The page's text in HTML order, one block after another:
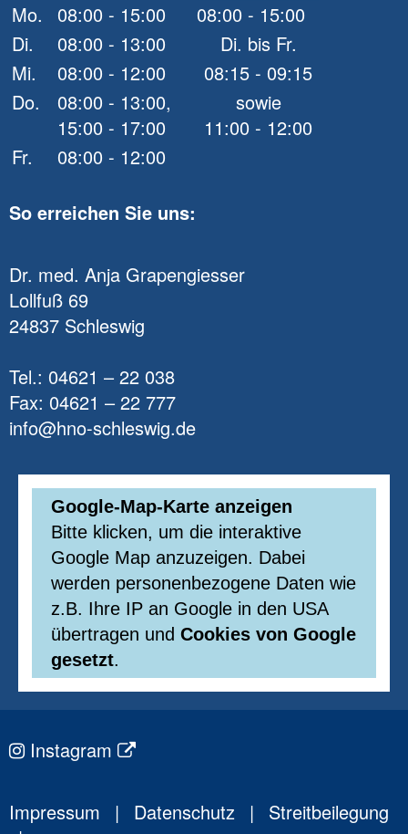
Mo.
08:00 - 15:00
08:00 - 15:00
Di.
08:00 - 13:00
Di. bis Fr.
Mi.
08:00 - 12:00
08:15 - 09:15
Do.
08:00 - 13:00,
15:00 - 17:00
sowie
11:00 - 12:00
Fr.
08:00 - 12:00
So erreichen Sie uns:
Dr. med. Anja Grapengiesser
Lollfuß 69
24837 Schleswig
Tel.: 04621 – 22 038
Fax: 04621 – 22 777
info@hno-schleswig.de
Google-Map-Karte anzeigen
Bitte klicken, um die interaktive
Google Map anzuzeigen. Dabei
werden personenbezogene Daten wie
z.B. Ihre IP an Google in den USA
übertragen und Cookies von Google
gesetzt.
Instagram
Impressum | Datenschutz |
Streitbeilegung